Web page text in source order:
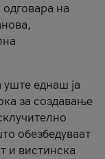
на
уште еднаш ја
за создавање
обезбедуваат
и вистинска